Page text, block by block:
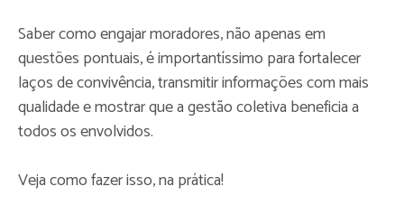
Saber como engajar moradores, não apenas em
questões pontuais, é importantíssimo para fortalecer
laços de convivência, transmitir informações com mais
qualidade e mostrar que a gestão coletiva beneficia a
todos os envolvidos.
Veja como fazer isso, na prática!